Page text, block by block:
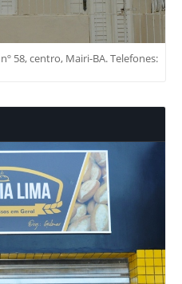
58, centro, Mairi-BA. Telefones: